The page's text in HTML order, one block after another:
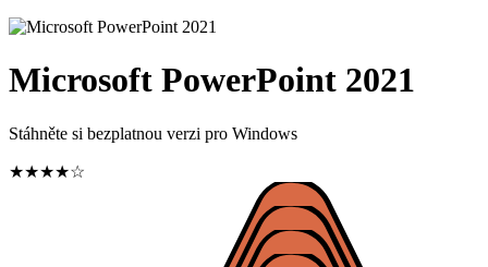
Microsoft PowerPoint 2021
Stáhněte si bezplatnou verzi pro Windows
★★★★☆